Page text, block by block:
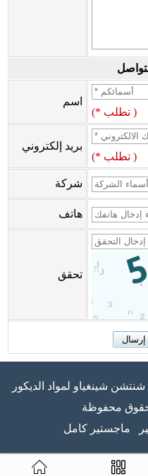
اسم
(* تطلب )
بريد إلكتروني
(* تطلب )
شركة
هاتف
تحقق
والنشر © 2026 شركة شنتشن شينغياو لمواد الديكور
محفوظة
ماجستير كامل